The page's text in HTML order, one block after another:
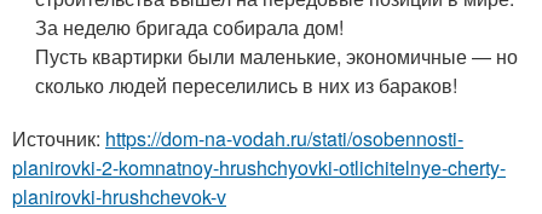
За неделю бригада собирала дом!
Пусть квартирки были маленькие, экономичные — но
сколько людей переселились в них из бараков!
Источник: https://dom-na-vodah.ru/stati/osobennosti-
planirovki-2-komnatnoy-hrushchyovki-otlichitelnye-cherty-
planirovki-hrushchevok-v